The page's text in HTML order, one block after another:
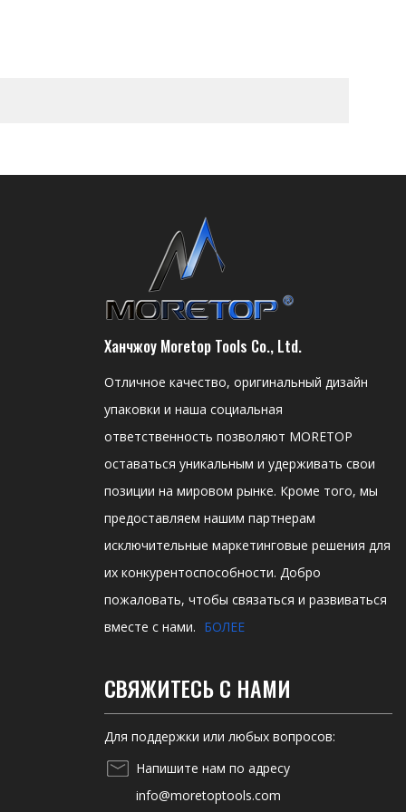
Ханчжоу Moretop Tools Co., Ltd.
Отличное качество, оригинальный дизайн
упаковки и наша социальная
ответственность позволяют MORETOP
оставаться уникальным и удерживать свои
позиции на мировом рынке. Кроме того, мы
предоставляем нашим партнерам
исключительные маркетинговые решения для
их конкурентоспособности. Добро
пожаловать, чтобы связаться и развиваться
вместе с нами. БОЛЕЕ
СВЯЖИТЕСЬ С НАМИ
Для поддержки или любых вопросов:
Напишите нам по адресу
info@moretoptools.com